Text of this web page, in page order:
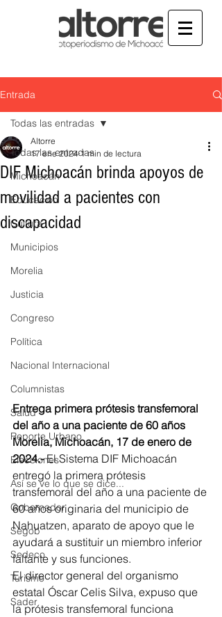
Entrada
Todas las entradas
Michoacán
Educación
Cultura
Municipios
Morelia
Justicia
Congreso
Política
Nacional Internacional
Columnistas
Salud
Reporte Urbano
Elecciones
Así se ve lo que se dice...
Gobernador
Segob
Sedeco
Turismo
Sader
Todas las entradas
DIF Michoacán brinda apoyos de
movilidad a pacientes con
discapacidad
Altorre
17 ene 2024 1 min de lectura
Entrega primera prótesis transfemoral
del año a una paciente de 60 años
Morelia, Michoacán, 17 de enero de
2024.- El Sistema DIF Michoacán
entregó la primera prótesis
transfemoral del año a una paciente de
60 años originaria del municipio de
Nahuatzen, aparato de apoyo que le
ayudará a sustituir un miembro inferior
faltante y sus funciones.
El director general del organismo
estatal Óscar Celis Silva, expuso que
la prótesis transfemoral funciona